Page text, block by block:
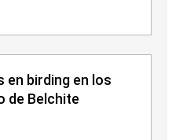
en birding en los
de Belchite